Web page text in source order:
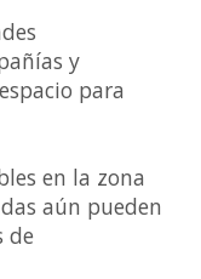
y
para
en la zona
aún pueden
de